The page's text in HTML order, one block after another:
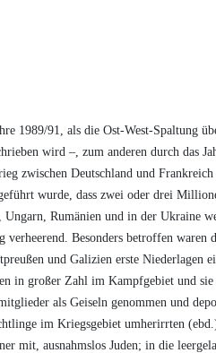
1989/91, als die Ost-West-Spaltung
wird –, zum anderen durch das
zwischen Deutschland und
wurde, dass zwei oder drei
Rumänien und in der Ukraine
Besonders betroffen waren
und Galizien erste Niederlagen
in großer Zahl im Kampfgebiet und sie
als Geiseln genommen und
im Kriegsgebiet umherirrten
mit, ausnahmslos Juden; in die